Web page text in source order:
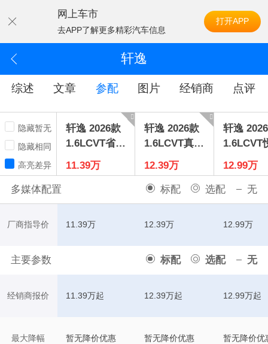
网上车市
去APP了解更多精彩汽车信息
打开APP
轩逸
综述 文章 参配 图片 经销商 点评
隐藏暂无
隐藏相同
高亮差异
轩逸 2026款
1.6LCVT省心
11.39万
轩逸 2026款
1.6LCVT真心
12.39万
轩逸
1.6LCVT
12.99万
多媒体配置 标配 选配 无
厂商指导价
主要参数 标配 选配 无
经销商报价
最大降幅
11.39万 12.39万 12.99万
11.39万起 12.39万起 12.99万起
暂无降价优惠 暂无降价优惠 暂无降价优